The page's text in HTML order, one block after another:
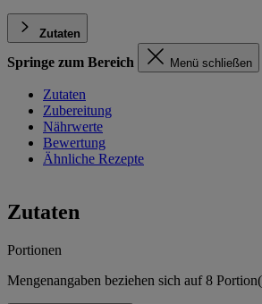
Zutaten
Springe zum Bereich Menü schließen
Zutaten
Zubereitung
Nährwerte
Bewertung
Ähnliche Rezepte
Zutaten
Portionen
Mengenangaben beziehen sich auf8